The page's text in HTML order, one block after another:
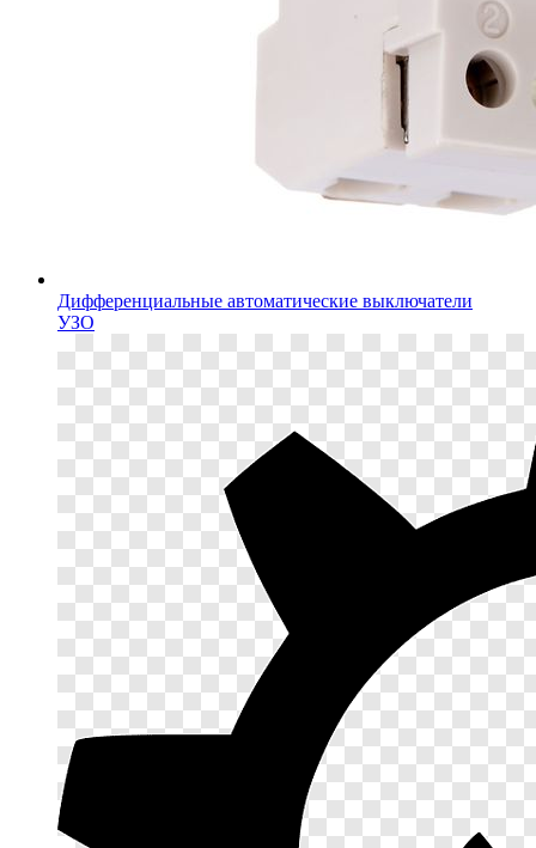
Дифференциальные автоматические выключатели
УЗО